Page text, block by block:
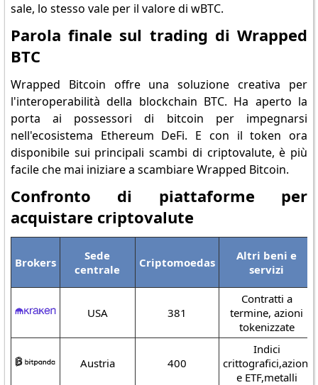
sale, lo stesso vale per il valore di wBTC.
Parola finale sul trading di Wrapped
BTC
Wrapped Bitcoin offre una soluzione creativa per
l'interoperabilità della blockchain BTC. Ha aperto la
porta ai possessori di bitcoin per impegnarsi
nell'ecosistema Ethereum DeFi. E con il token ora
disponibile sui principali scambi di criptovalute, è più
facile che mai iniziare a scambiare Wrapped Bitcoin.
Confronto di piattaforme per
acquistare criptovalute
Brokers
Sede
centrale
Criptomoedas
Altri beni e
servizi
USA 381
Contratti a
termine, azioni
tokenizzate
Austria 400
Indici
crittografici,azioni
e ETF,metalli